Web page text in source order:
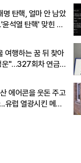
명 탄핵, 얼마 안 남았
윤석열 탄핵' 맞힌 무
여행하는 꿈 뒤 찾아
운"…327회차 연금
에어콘을 웃돈 주고
유럽 열광시킨 메이